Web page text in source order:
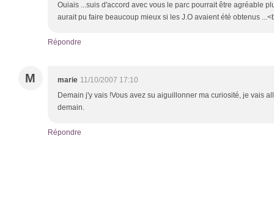
Ouiais ...suis d'accord avec vous le parc pourrait être agréable
aurait pu faire beaucoup mieux si les J.O avaient été obtenus
Répondre
M marie 11/10/2007 17:10
Demain j'y vais !Vous avez su aiguillonner ma curiosité, je vais
demain.
Répondre